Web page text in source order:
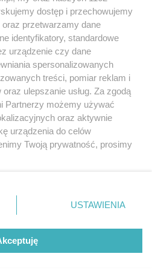
Szczeciński sp. z o.o.
zastrzeżone
Nota prawna
dostęp i przechowujemy
przetwarzamy dane
identyfikatory, standardowe
urządzenie czy dane
spersonalizowanych
treści, pomiar reklam i
ulepszanie usług. Za zgodą
Partnerzy możemy używać
oraz aktywnie
urządzenia do celów
Twoją prywatność, prosimy
w lewym dolnym rogu strony
danych nie wymagają
będą miały
witrynie.
USTAWIENIA